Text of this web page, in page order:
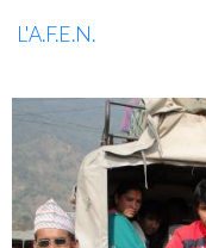
L'A.F.E.N.